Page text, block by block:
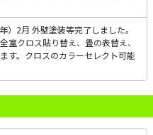
）2月 外壁塗装等完了しました。
室クロス貼り替え、畳の表替え、
す。クロスのカラーセレクト可能